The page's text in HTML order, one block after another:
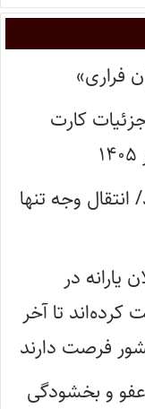
فراری»
کارت
وجه تنها
یارانه در
تا آخر
فرصت دارند
و بخشودگی